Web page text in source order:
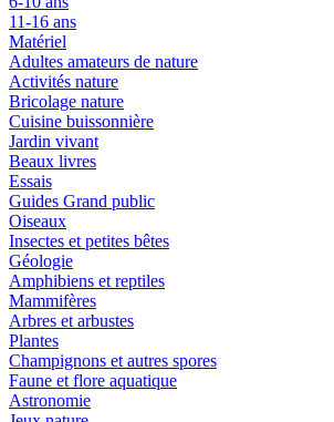
11-16 ans
Matériel
Adultes amateurs de nature
Activités nature
Bricolage nature
Cuisine buissonnière
Jardin vivant
Beaux livres
Essais
Guides Grand public
Oiseaux
Insectes et petites bêtes
Géologie
Amphibiens et reptiles
Mammifères
Arbres et arbustes
Plantes
Champignons et autres spores
Faune et flore aquatique
Astronomie